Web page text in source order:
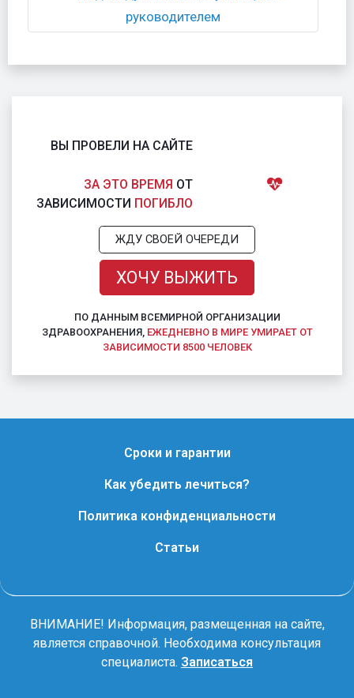
ВЫ ПРОВЕЛИ НА САЙТЕ
ЗА ЭТО ВРЕМЯ ОТ
ЗАВИСИМОСТИ ПОГИБЛО
ЖДУ СВОЕЙ ОЧЕРЕДИ
ХОЧУ ВЫЖИТЬ
ПО ДАННЫМ ВСЕМИРНОЙ ОРГАНИЗАЦИИ
ЗДРАВООХРАНЕНИЯ, ЕЖЕДНЕВНО В МИРЕ УМИРАЕТ ОТ
ЗАВИСИМОСТИ 8500 ЧЕЛОВЕК
Сроки и гарантии
Как убедить лечиться?
Политика конфиденциальности
Статьи
ВНИМАНИЕ! Информация, размещенная на сайте,
является справочной. Необходима консультация
специалиста. Записаться